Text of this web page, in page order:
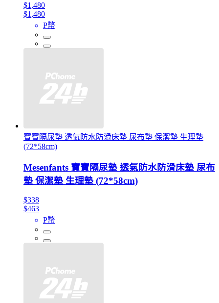
$1,480
$1,480
P幣
寶寶隔尿墊 透氣防水防滑床墊 尿布墊 保潔墊 生理墊
(72*58cm)
Mesenfants 寶寶隔尿墊 透氣防水防滑床墊 尿布
墊 保潔墊 生理墊 (72*58cm)
$338
$463
P幣